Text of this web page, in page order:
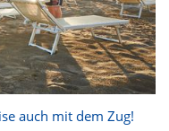
auch mit dem Zug!